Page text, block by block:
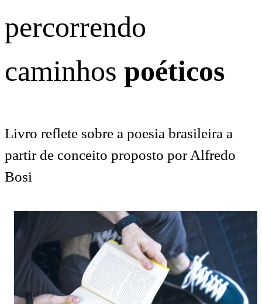
percorrendo
caminhos poéticos
Livro reflete sobre a poesia brasileira a
partir de conceito proposto por Alfredo
Bosi